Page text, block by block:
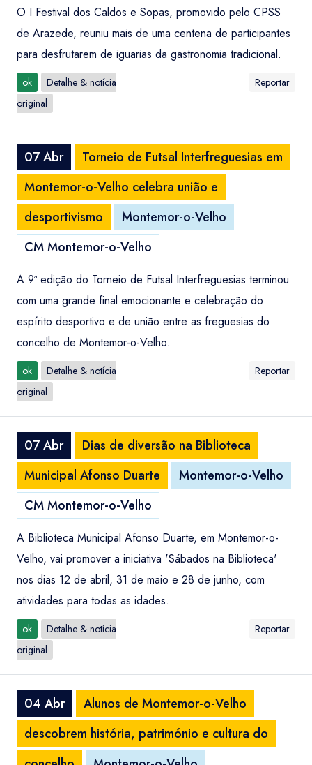
O I Festival dos Caldos e Sopas, promovido pelo CPSS
de Arazede, reuniu mais de uma centena de participantes
para desfrutarem de iguarias da gastronomia tradicional.
ok
Detalhe & notícia
original
Reportar
07 Abr
Torneio de Futsal Interfreguesias em
Montemor-o-Velho celebra união e
desportivismo
Montemor-o-Velho
CM Montemor-o-Velho
A 9ª edição do Torneio de Futsal Interfreguesias terminou
com uma grande final emocionante e celebração do
espírito desportivo e de união entre as freguesias do
concelho de Montemor-o-Velho.
ok
Detalhe & notícia
original
Reportar
07 Abr
Dias de diversão na Biblioteca
Municipal Afonso Duarte
Montemor-o-Velho
CM Montemor-o-Velho
A Biblioteca Municipal Afonso Duarte, em Montemor-o-
Velho, vai promover a iniciativa 'Sábados na Biblioteca'
nos dias 12 de abril, 31 de maio e 28 de junho, com
atividades para todas as idades.
ok
Detalhe & notícia
original
Reportar
04 Abr
Alunos de Montemor-o-Velho
descobrem história, património e cultura do